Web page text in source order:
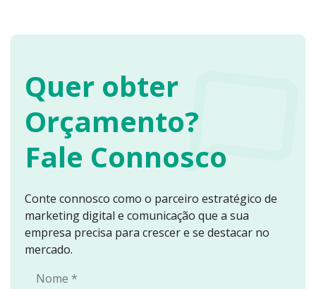
Quer obter
Orçamento?
Fale Connosco
Conte connosco como o parceiro estratégico de
marketing digital e comunicação que a sua
empresa precisa para crescer e se destacar no
mercado.